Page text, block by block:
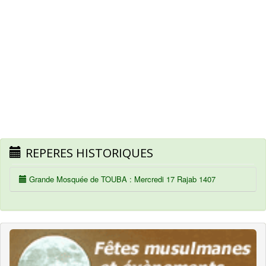
REPERES HISTORIQUES
Grande Mosquée de TOUBA : Mercredi 17 Rajab 1407